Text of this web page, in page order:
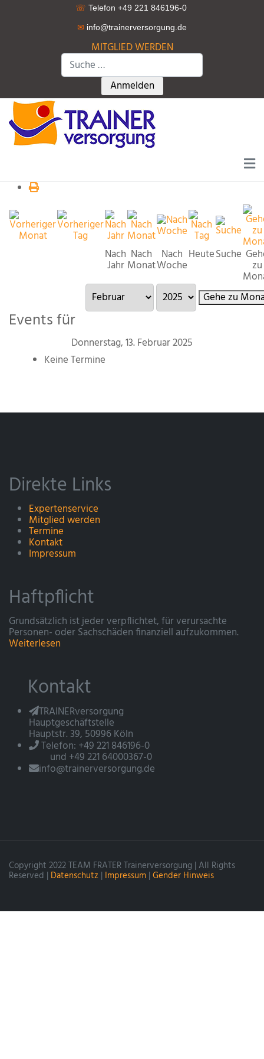
☏ Telefon +49 221 846196-0
✉ info@trainerversorgung.de
MITGLIED WERDEN
Suchen
Type 2 or more characters for
Anmelden
Nach
Jahr
Nach
Monat
Nach
Woche
HeuteSuche
zu
Gehe zu
Events für
Donnerstag, 13. Februar 2025
Keine Termine
Direkte Links
Expertenservice
Mitglied werden
Termine
Kontakt
Impressum
Haftpflicht
Grundsätzlich ist jeder verpflichtet, für verursachte
Personen- oder Sachschäden finanziell aufzukommen.
Weiterlesen
Kontakt
TRAINERversorgung
Hauptgeschäftstelle
Hauptstr. 39, 50996 Köln
Telefon: +49 221 846196-0
und +49 221 64000367-0
info@trainerversorgung.de
Copyright 2022 TEAM FRATER Trainerversorgung | All Rights
Reserved | Datenschutz | Impressum | Gender Hinweis